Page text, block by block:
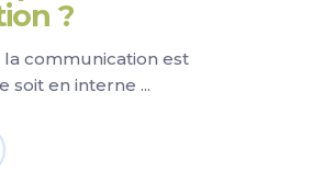
?
communication est
soit en interne